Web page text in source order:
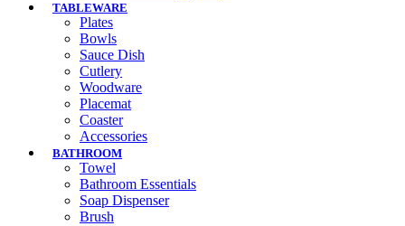
TABLEWARE
Plates
Bowls
Sauce Dish
Cutlery
Woodware
Placemat
Coaster
Accessories
BATHROOM
Towel
Bathroom Essentials
Soap Dispenser
Brush